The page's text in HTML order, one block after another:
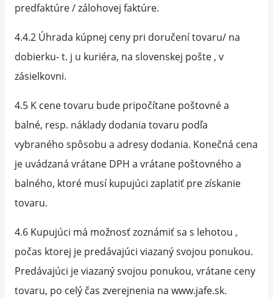
predfaktúre / zálohovej faktúre.
4.4.2 Úhrada kúpnej ceny pri doručení tovaru/ na
dobierku- t. j u kuriéra, na slovenskej pošte , v
zásielkovni.
4.5 K cene tovaru bude pripočítane poštovné a
balné, resp. náklady dodania tovaru podľa
vybraného spôsobu a adresy dodania. Konečná cena
je uvádzaná vrátane DPH a vrátane poštovného a
balného, ktoré musí kupujúci zaplatiť pre získanie
tovaru.
4.6 Kupujúci má možnosť zoznámiť sa s lehotou ,
počas ktorej je predávajúci viazaný svojou ponukou.
Predávajúci je viazaný svojou ponukou, vrátane ceny
tovaru, po celý čas zverejnenia na www.jafe.sk.